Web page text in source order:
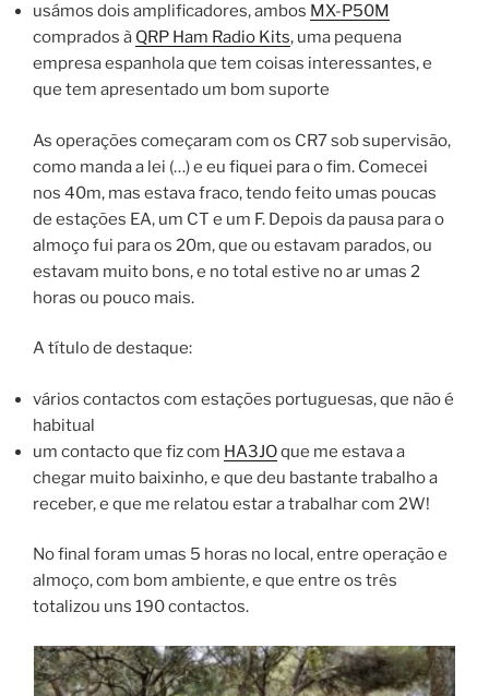
usámos dois amplificadores, ambos MX-P50M
comprados à QRP Ham Radio Kits, uma pequena
empresa espanhola que tem coisas interessantes, e
que tem apresentado um bom suporte
As operações começaram com os CR7 sob supervisão,
como manda a lei (…) e eu fiquei para o fim. Comecei
nos 40m, mas estava fraco, tendo feito umas poucas
de estações EA, um CT e um F. Depois da pausa para o
almoço fui para os 20m, que ou estavam parados, ou
estavam muito bons, e no total estive no ar umas 2
horas ou pouco mais.
A título de destaque:
vários contactos com estações portuguesas, que não é
habitual
um contacto que fiz com HA3JOque me estava a
chegar muito baixinho, e que deu bastante trabalho a
receber, e que me relatou estar a trabalhar com 2W!
No final foram umas 5 horas no local, entre operação e
almoço, com bom ambiente, e que entre os três
totalizou uns 190 contactos.